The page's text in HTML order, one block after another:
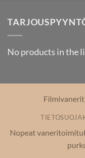
No products in the
Nopeat